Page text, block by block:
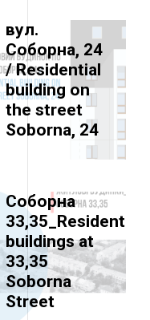
вул.
Соборна, 24
/ Residential
building on
the street
Soborna, 24
HOUSING STOCK
Житлові
будинки по
Соборна
33,35_Residential
buildings at
33,35
Soborna
Street
HOUSING STOCK
Житловий
будинок_